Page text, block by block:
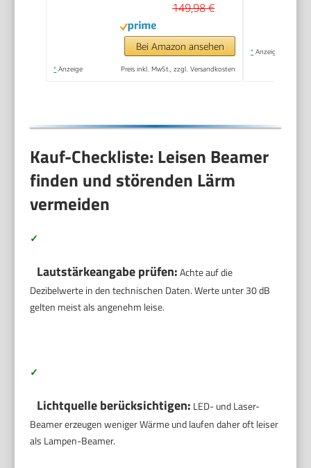
149,98 €
Bei Amazon ansehen
* Anzeige Preis inkl. MwSt., zzgl. Versandkosten
* Anzeige
Kauf-Checkliste: Leisen Beamer
finden und störenden Lärm
vermeiden
✓
Lautstärkeangabe prüfen:Achte auf die
Dezibelwerte in den technischen Daten. Werte unter 30 dB
gelten meist als angenehm leise.
✓
Lichtquelle berücksichtigen: LED- und Laser-
Beamer erzeugen weniger Wärme und laufen daher oft leiser
als Lampen-Beamer.